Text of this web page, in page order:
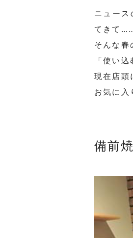
ニュー
てきて
そんな
「使い
現在店頭
お気に入
備前